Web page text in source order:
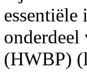
onderdeel
(HWBP)